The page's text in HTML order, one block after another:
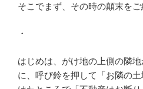
そこでまず、その時の顛末をご
・
はじめは、がけ地の上側の隣
に、呼び鈴を押して「お隣の